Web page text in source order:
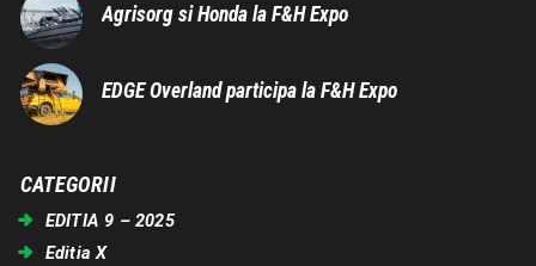
Agrisorg si Honda la F&H Expo
EDGE Overland participa la F&H Expo
CATEGORII
EDITIA 9 – 2025
Editia X